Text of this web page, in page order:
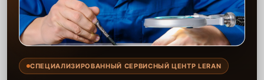
СПЕЦИАЛИЗИРОВАННЫЙ СЕРВИСНЫЙ ЦЕНТР LERAN